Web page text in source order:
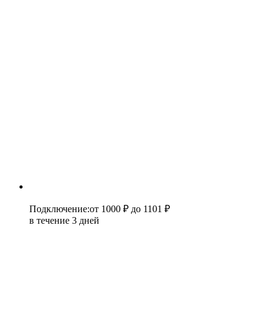
Подключение:от 1000 ₽ до 1101 ₽
в течение 3 дней